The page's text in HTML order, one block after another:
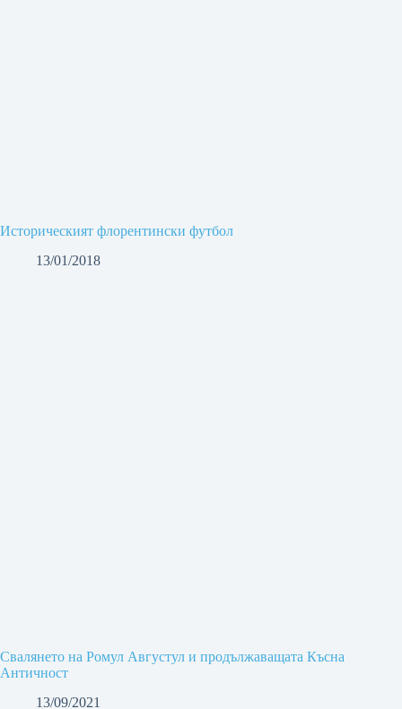
Историческият флорентински футбол
13/01/2018
Свалянето на Ромул Августул и продължаващата Късна
Античност
13/09/2021